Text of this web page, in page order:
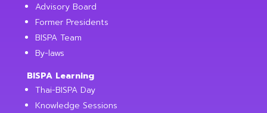
Advisory Board
Former Presidents
BISPA Team
By-laws
BISPA Learning
Thai-BISPA Day
Knowledge Sessions